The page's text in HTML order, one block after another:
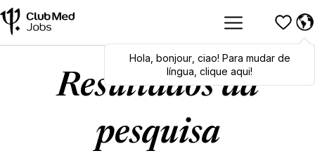
Hola,bonjour,ciao! To switch
languages, click here!
Hola bonjour, ciao! Para mudar de
língua, clique aqui!
Resultados da
pesquisa